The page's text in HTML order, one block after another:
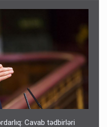
Cavab tədbirləri